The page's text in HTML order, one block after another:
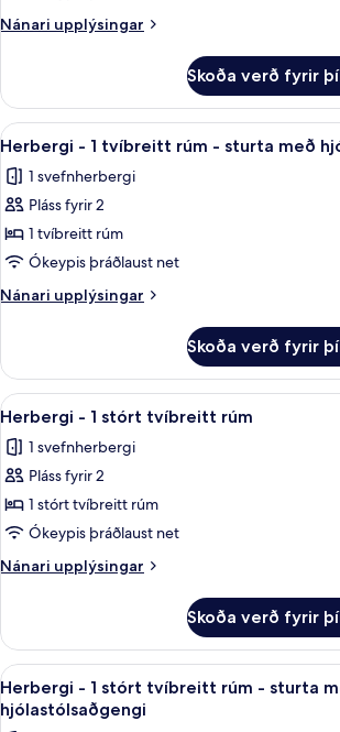
tvíbreitt
aðgengilegt
heyrnardaufum
(Roll-
in
Shower)
Nánari upplýsingar
Nánari
-
tvíbreitt
aðgengilegt
(Roll-
in
Skoða verð fyrir
Skoða
allar
myndir
fyrir
Herbergi
-
1
tvíbreitt
-
sturta
með
hjólastólsaðgengi
Rúmföt úr
4
Herbergi - 1 tvíbreitt rúm - sturta með
1 svefnherbergi
Pláss fyrir 2
1 tvíbreitt rúm
Ókeypis þráðlaust net
Nánari upplýsingar
Nánari
-
tvíbreitt
sturta
hjólastólsaðgengi
Skoða verð fyrir
Skoða
allar
myndir
fyrir
Herbergi
-
1
stórt
rúm
Rúmföt úr
8
Herbergi - 1 stórt tvíbreitt rúm
1 svefnherbergi
Pláss fyrir 2
1 stórt tvíbreitt rúm
Ókeypis þráðlaust net
Nánari upplýsingar
Nánari
-
stórt
tvíbreitt
rúm
Skoða verð fyrir
Skoða
allar
myndir
Rúmföt úr
8
Herbergi - 1 stórt tvíbreitt rúm - sturta
hjólastólsaðgengi